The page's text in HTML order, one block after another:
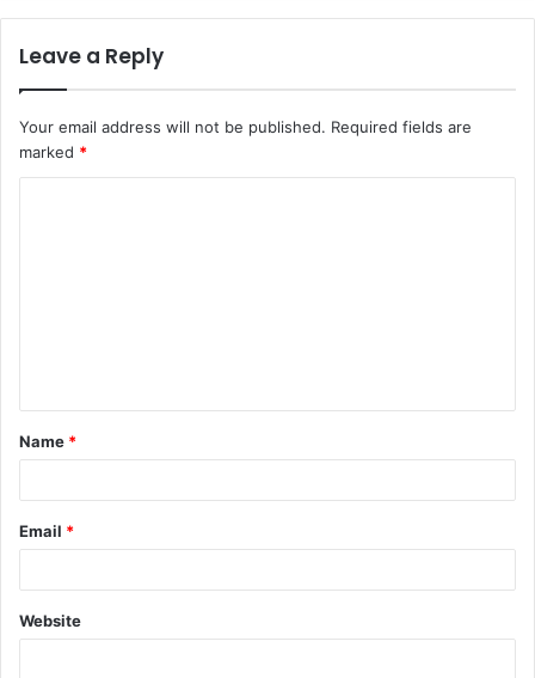
Leave a Reply
Your email address will not be published. Required fields are
marked *
Name *
Email *
Website